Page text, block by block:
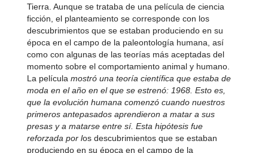
Tierra. Aunque se trataba de una película de ciencia
ficción, el planteamiento se corresponde con los
descubrimientos que se estaban produciendo en su
época en el campo de la paleontología humana, así
como con algunas de las teorías más aceptadas del
momento sobre el comportamiento animal y humano.
La película mostró una teoría científica que estaba de
moda en el año en el que se estrenó: 1968. Esto es,
que la evolución humana comenzó cuando nuestros
primeros antepasados aprendieron a matar a sus
presas y a matarse entre sí. Esta hipótesis fue
reforzada por los descubrimientos que se estaban
produciendo en su época en el campo de la